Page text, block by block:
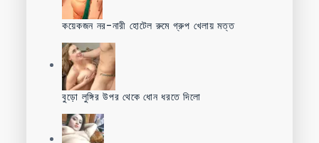
কয়েকজন নর-নারী হোটেল রুমে গ্রুপ খেলায় মত্ত
বুড়ো লুঙ্গির উপর থেকে ধোন ধরতে দিলো